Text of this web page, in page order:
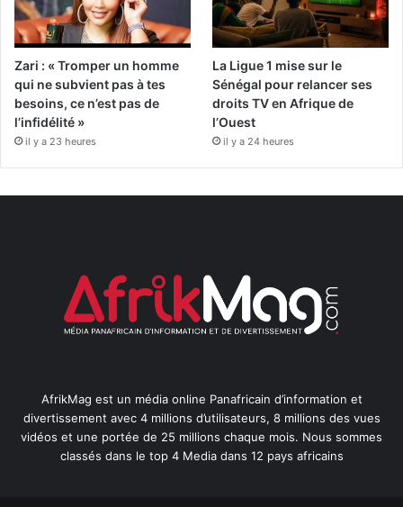
Zari : « Tromper un homme
qui ne subvient pas à tes
besoins, ce n’est pas de
l’infidélité »
il y a 23 heures
La Ligue 1 mise sur le
Sénégal pour relancer ses
droits TV en Afrique de
l’Ouest
il y a 24 heures
AfrikMag est un média online Panafricain d’information et
divertissement avec 4 millions d’utilisateurs, 8 millions des vues
vidéos et une portée de 25 millions chaque mois. Nous sommes
classés dans le top 4 Media dans 12 pays africains